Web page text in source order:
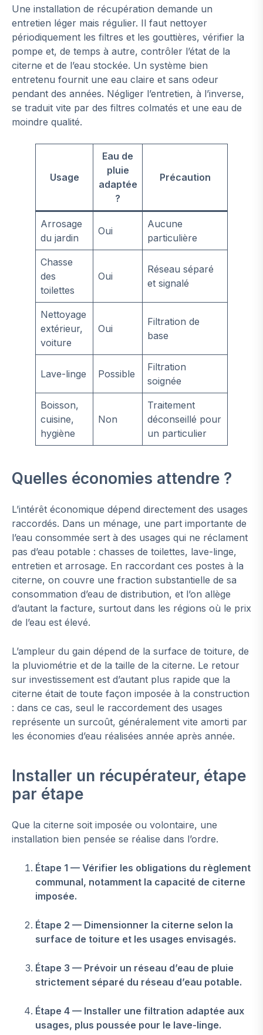
Une installation de récupération demande un
entretien léger mais régulier. Il faut nettoyer
périodiquement les filtres et les gouttières, vérifier la
pompe et, de temps à autre, contrôler l’état de la
citerne et de l’eau stockée. Un système bien
entretenu fournit une eau claire et sans odeur
pendant des années. Négliger l’entretien, à l’inverse,
se traduit vite par des filtres colmatés et une eau de
moindre qualité.
Usage
Eau de
pluie
adaptée
?
Précaution
Arrosage
du jardin
Oui
Aucune
particulière
Chasse
des
toilettes
Oui
Réseau séparé
et signalé
Nettoyage
extérieur,
voiture
Oui
Filtration de
base
Lave-linge Possible
Filtration
soignée
Boisson,
cuisine,
hygiène
Non
Traitement
déconseillé pour
un particulier
Quelles économies attendre ?
L’intérêt économique dépend directement des usages
raccordés. Dans un ménage, une part importante de
l’eau consommée sert à des usages qui ne réclament
pas d’eau potable : chasses de toilettes, lave-linge,
entretien et arrosage. En raccordant ces postes à la
citerne, on couvre une fraction substantielle de sa
consommation d’eau de distribution, et l’on allège
d’autant la facture, surtout dans les régions où le prix
de l’eau est élevé.
L’ampleur du gain dépend de la surface de toiture, de
la pluviométrie et de la taille de la citerne. Le retour
sur investissement est d’autant plus rapide que la
citerne était de toute façon imposée à la construction
: dans ce cas, seul le raccordement des usages
représente un surcoût, généralement vite amorti par
les économies d’eau réalisées année après année.
Installer un récupérateur, étape
par étape
Que la citerne soit imposée ou volontaire, une
installation bien pensée se réalise dans l’ordre.
Étape 1 — Vérifier les obligations du règlement
communal, notamment la capacité de citerne
imposée.
Étape 2 — Dimensionner la citerne selon la
surface de toiture et les usages envisagés.
Étape 3 — Prévoir un réseau d’eau de pluie
strictement séparé du réseau d’eau potable.
Étape 4 — Installer une filtration adaptée aux
usages, plus poussée pour le lave-linge.